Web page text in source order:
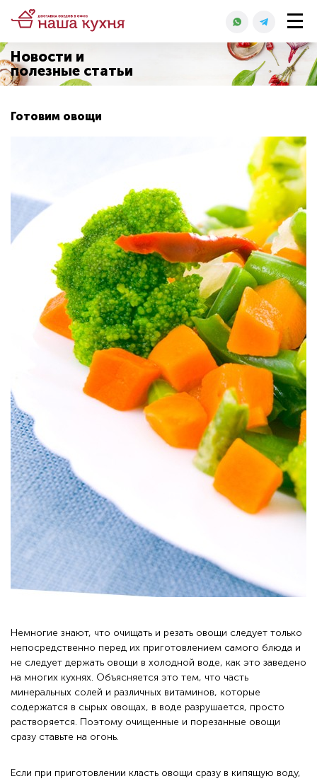
Новости и
полезные статьи
Готовим овощи
Немногие знают, что очищать и резать овощи следует только
непосредственно перед их приготовлением самого блюда и
не следует держать овощи в холодной воде, как это заведено
на многих кухнях. Объясняется это тем, что часть
минеральных солей и различных витаминов, которые
содержатся в сырых овощах, в воде разрушается, просто
растворяется. Поэтому очищенные и порезанные овощи
сразу ставьте на огонь.
Если при приготовлении класть овощи сразу в кипящую воду,